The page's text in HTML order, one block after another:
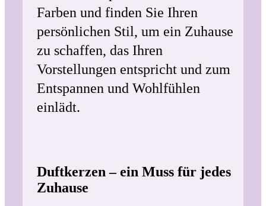
Farben und finden Sie Ihren
persönlichen Stil, um ein Zuhause
zu schaffen, das Ihren
Vorstellungen entspricht und zum
Entspannen und Wohlfühlen
einlädt.
Duftkerzen – ein Muss für jedes
Zuhause